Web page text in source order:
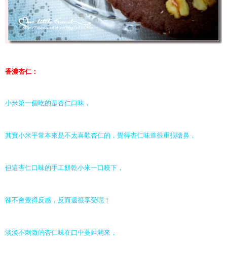
香濃杏仁：
小米第一個吃的是杏仁口味，
其實小米平常本來是不太喜歡杏仁的，覺得杏仁味道很重很嗆鼻，
但這杏仁口味的手工餅乾小米一口咬下，
卻不會覺得反感，反而還很享受呢！
淡淡不刺激的杏仁味在口中蔓延開來，